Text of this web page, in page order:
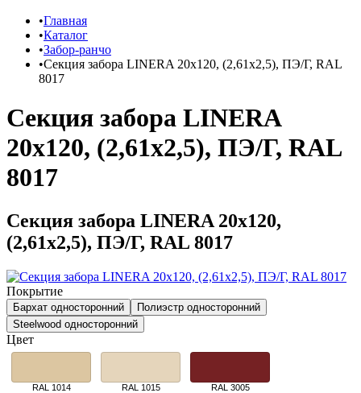
Главная
Каталог
Забор-ранчо
Секция забора LINERA 20х120, (2,61х2,5), ПЭ/Г, RAL
8017
Секция забора LINERA
20х120, (2,61х2,5), ПЭ/Г, RAL
8017
Секция забора LINERA 20х120,
(2,61х2,5), ПЭ/Г, RAL 8017
Покрытие
Бархат односторонний
Полиэстр односторонний
Steelwood односторонний
Цвет
RAL 1014 RAL 1015 RAL 3005